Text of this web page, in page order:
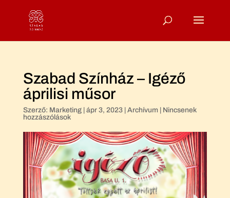
Szabad Színház – Igéző
áprilisi műsor
Szerző: Marketing| ápr 3, 2023| Archívum| Nincsenek
hozzászólások